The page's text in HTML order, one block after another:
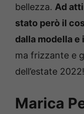
bellezza. Ad
stato però il
dalla modella
ma frizzante e
dell’estate 2022!
Marica